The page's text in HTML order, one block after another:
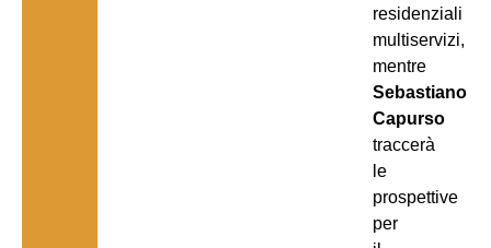
residenziali
multiservizi,
mentre
Sebastiano
Capurso
traccerà
le
prospettive
per